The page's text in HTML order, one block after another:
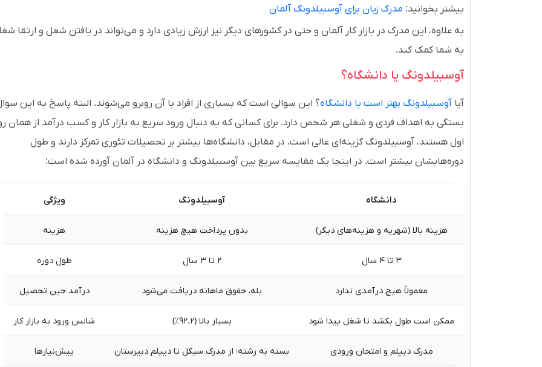
بیشتر بخوانید: مدرک زبان برای آوسبیلدونگ آلمان
به علاوه، این مدرک در بازار کار آلمان و حتی در کشورهای دیگر نیز ارزش زیادی دارد و می‌تواند در یافتن شغل و ارتقا
به شما کمک کند.
آوسبیلدونگ یا دانشگاه؟
آیا آوسبیلدونگ بهتر است یا دانشگاه؟ این سوالی است که بسیاری از افراد با آن روبرو می‌شوند. البته پاسخ به این
بستگی به اهداف فردی و شغلی هر شخص دارد. برای کسانی که به دنبال ورود سریع به بازار کار و کسب درآمد از همان
اول هستند، آوسبیلدونگ گزینه‌ای عالی است. در مقابل، دانشگاه‌ها بیشتر بر تحصیلات تئوری تمرکز دارند و طول
دوره‌هایشان بیشتر است. در اینجا یک مقایسه سریع بین آوسبیلدونگ و دانشگاه در آلمان آورده شده است:
دانشگاه آوسبیلدونگ ویژگی
هزینه بالا (شهریه و هزینه‌های دیگر) بدون پرداخت هیچ هزینه هزینه
۳ تا ۴ سال ۲ تا ۳ سال طول دوره
معمولاً هیچ درآمدی ندارد بله، حقوق ماهانه دریافت می‌شود درآمد حین تحصیل
ممکن است طول بکشد تا شغل پیدا شود بسیار بالا (۹۲.۲٪) شانس ورود به بازار کار
مدرک دیپلم و امتحان ورودی بسته به رشته؛ از مدرک سیکل تا دیپلم دبیرستان پیش‌نیازها